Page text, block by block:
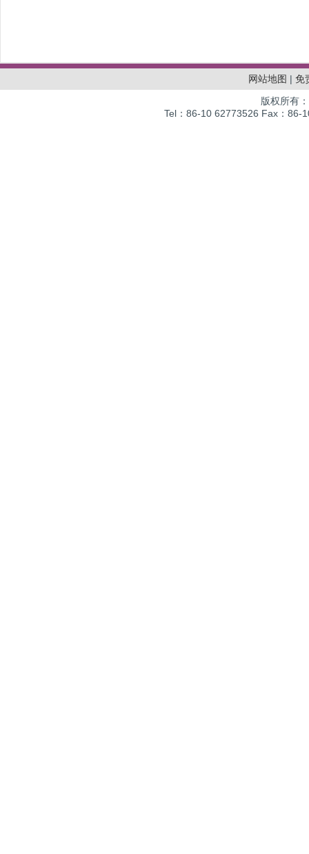
网站地图 | 免
版权所有
Tel：86-10 62773526 Fax：86-